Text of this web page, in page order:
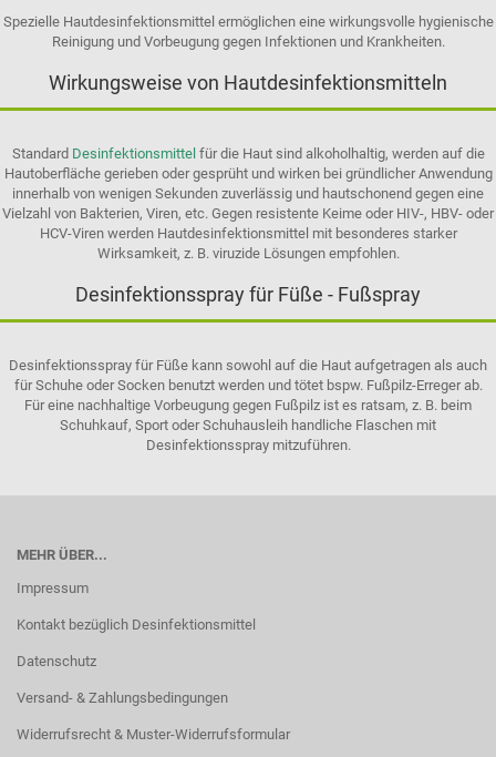
Spezielle Hautdesinfektionsmittel ermöglichen eine wirkungsvolle hygienische
Reinigung und Vorbeugung gegen Infektionen und Krankheiten.
Wirkungsweise von Hautdesinfektionsmitteln
Standard Desinfektionsmittel für die Haut sind alkoholhaltig, werden auf die
Hautoberfläche gerieben oder gesprüht und wirken bei gründlicher Anwendung
innerhalb von wenigen Sekunden zuverlässig und hautschonend gegen eine
Vielzahl von Bakterien, Viren, etc. Gegen resistente Keime oder HIV-, HBV- oder
HCV-Viren werden Hautdesinfektionsmittel mit besonderes starker
Wirksamkeit, z. B. viruzide Lösungen empfohlen.
Desinfektionsspray für Füße - Fußspray
Desinfektionsspray für Füße kann sowohl auf die Haut aufgetragen als auch
für Schuhe oder Socken benutzt werden und tötet bspw. Fußpilz-Erreger ab.
Für eine nachhaltige Vorbeugung gegen Fußpilz ist es ratsam, z. B. beim
Schuhkauf, Sport oder Schuhausleih handliche Flaschen mit
Desinfektionsspray mitzuführen.
MEHR ÜBER...
Impressum
Kontakt bezüglich Desinfektionsmittel
Datenschutz
Versand- & Zahlungsbedingungen
Widerrufsrecht & Muster-Widerrufsformular